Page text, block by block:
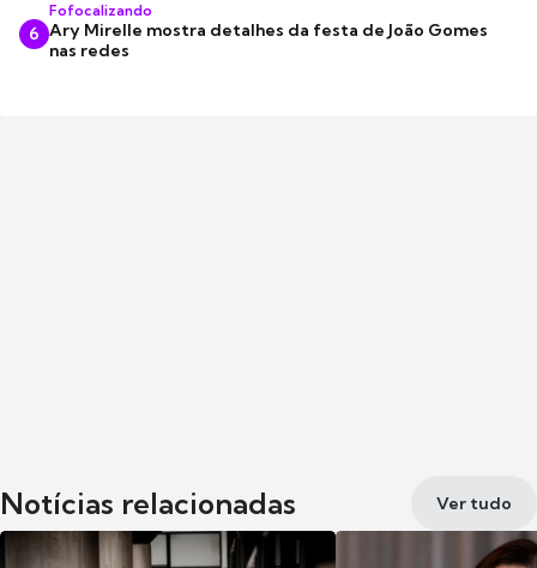
6
Fofocalizando
Ary Mirelle mostra detalhes da festa de João Gomes
nas redes
Notícias relacionadas Ver tudo